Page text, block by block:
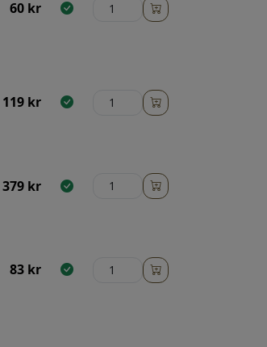
60 kr
119 kr
379 kr
83 kr